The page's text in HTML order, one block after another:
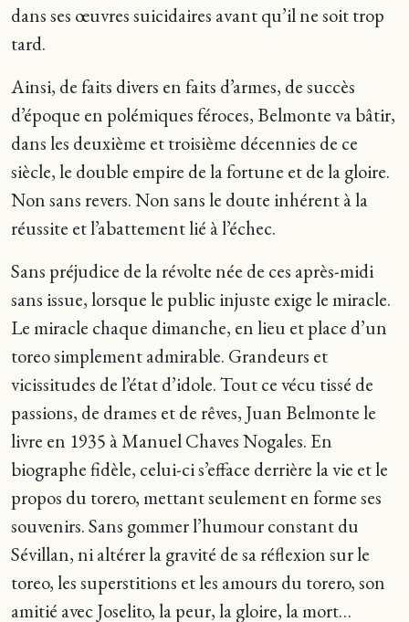
dans ses œuvres suicidaires avant qu’il ne soit trop
tard.
Ainsi, de faits divers en faits d’armes, de succès
d’époque en polémiques féroces, Belmonte va bâtir,
dans les deuxième et troisième décennies de ce
siècle, le double empire de la fortune et de la gloire.
Non sans revers. Non sans le doute inhérent à la
réussite et l’abattement lié à l’échec.
Sans préjudice de la révolte née de ces après-midi
sans issue, lorsque le public injuste exige le miracle.
Le miracle chaque dimanche, en lieu et place d’un
toreo simplement admirable. Grandeurs et
vicissitudes de l’état d’idole. Tout ce vécu tissé de
passions, de drames et de rêves, Juan Belmonte le
livre en 1935 à Manuel Chaves Nogales. En
biographe fidèle, celui-ci s’efface derrière la vie et le
propos du torero, mettant seulement en forme ses
souvenirs. Sans gommer l’humour constant du
Sévillan, ni altérer la gravité de sa réflexion sur le
toreo, les superstitions et les amours du torero, son
amitié avec Joselito, la peur, la gloire, la mort…